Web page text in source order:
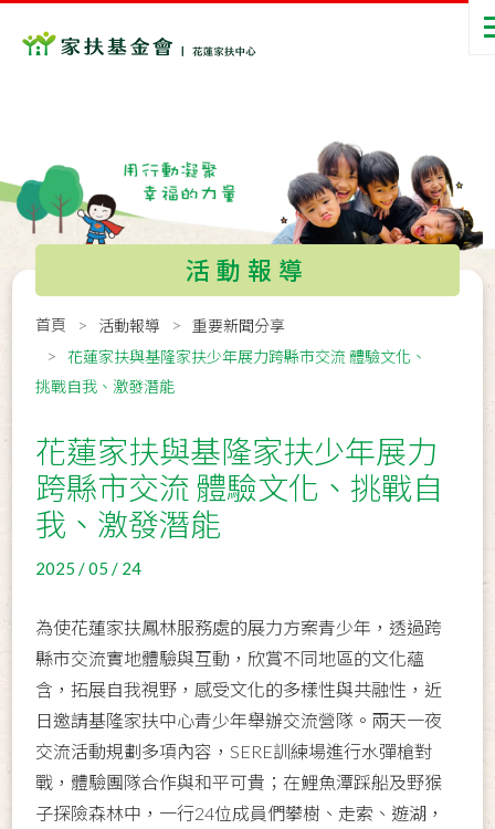
活動報導
首頁 活動報導
重要新聞分享
花蓮家扶與基隆家扶少年展力跨縣市交流 體驗文化、
挑戰自我、激發潛能
花蓮家扶與基隆家扶少年展力
跨縣市交流 體驗文化、挑戰自
我、激發潛能
2025 / 05 / 24
為使花蓮家扶鳳林服務處的展力方案青少年，透過跨
縣市交流實地體驗與互動，欣賞不同地區的文化蘊
含，拓展自我視野，感受文化的多樣性與共融性，近
日邀請基隆家扶中心青少年舉辦交流營隊。兩天一夜
交流活動規劃多項內容，SERE訓練場進行水彈槍對
戰，體驗團隊合作與和平可貴；在鯉魚潭踩船及野猴
子探險森林中，一行24位成員們攀樹、走索、遊湖，